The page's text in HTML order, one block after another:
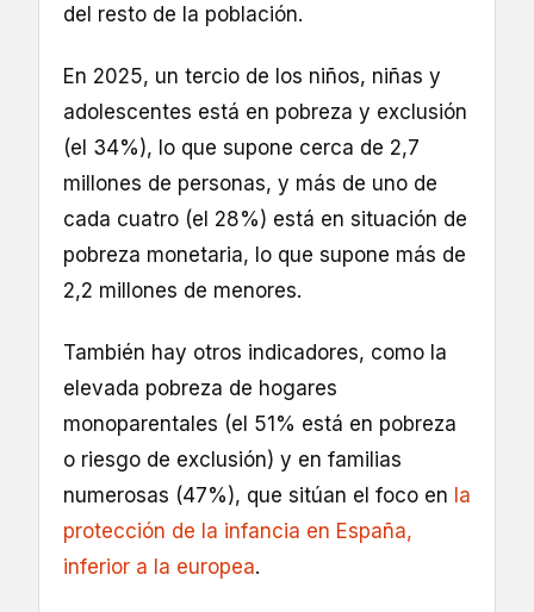
del resto de la población.
En 2025, un tercio de los niños, niñas y
adolescentes está en pobreza y exclusión
(el 34%), lo que supone cerca de 2,7
millones de personas, y más de uno de
cada cuatro (el 28%) está en situación de
pobreza monetaria, lo que supone más de
2,2 millones de menores.
También hay otros indicadores, como la
elevada pobreza de hogares
monoparentales (el 51% está en pobreza
o riesgo de exclusión) y en familias
numerosas (47%), que sitúan el foco en la
protección de la infancia en España,
inferior a la europea.